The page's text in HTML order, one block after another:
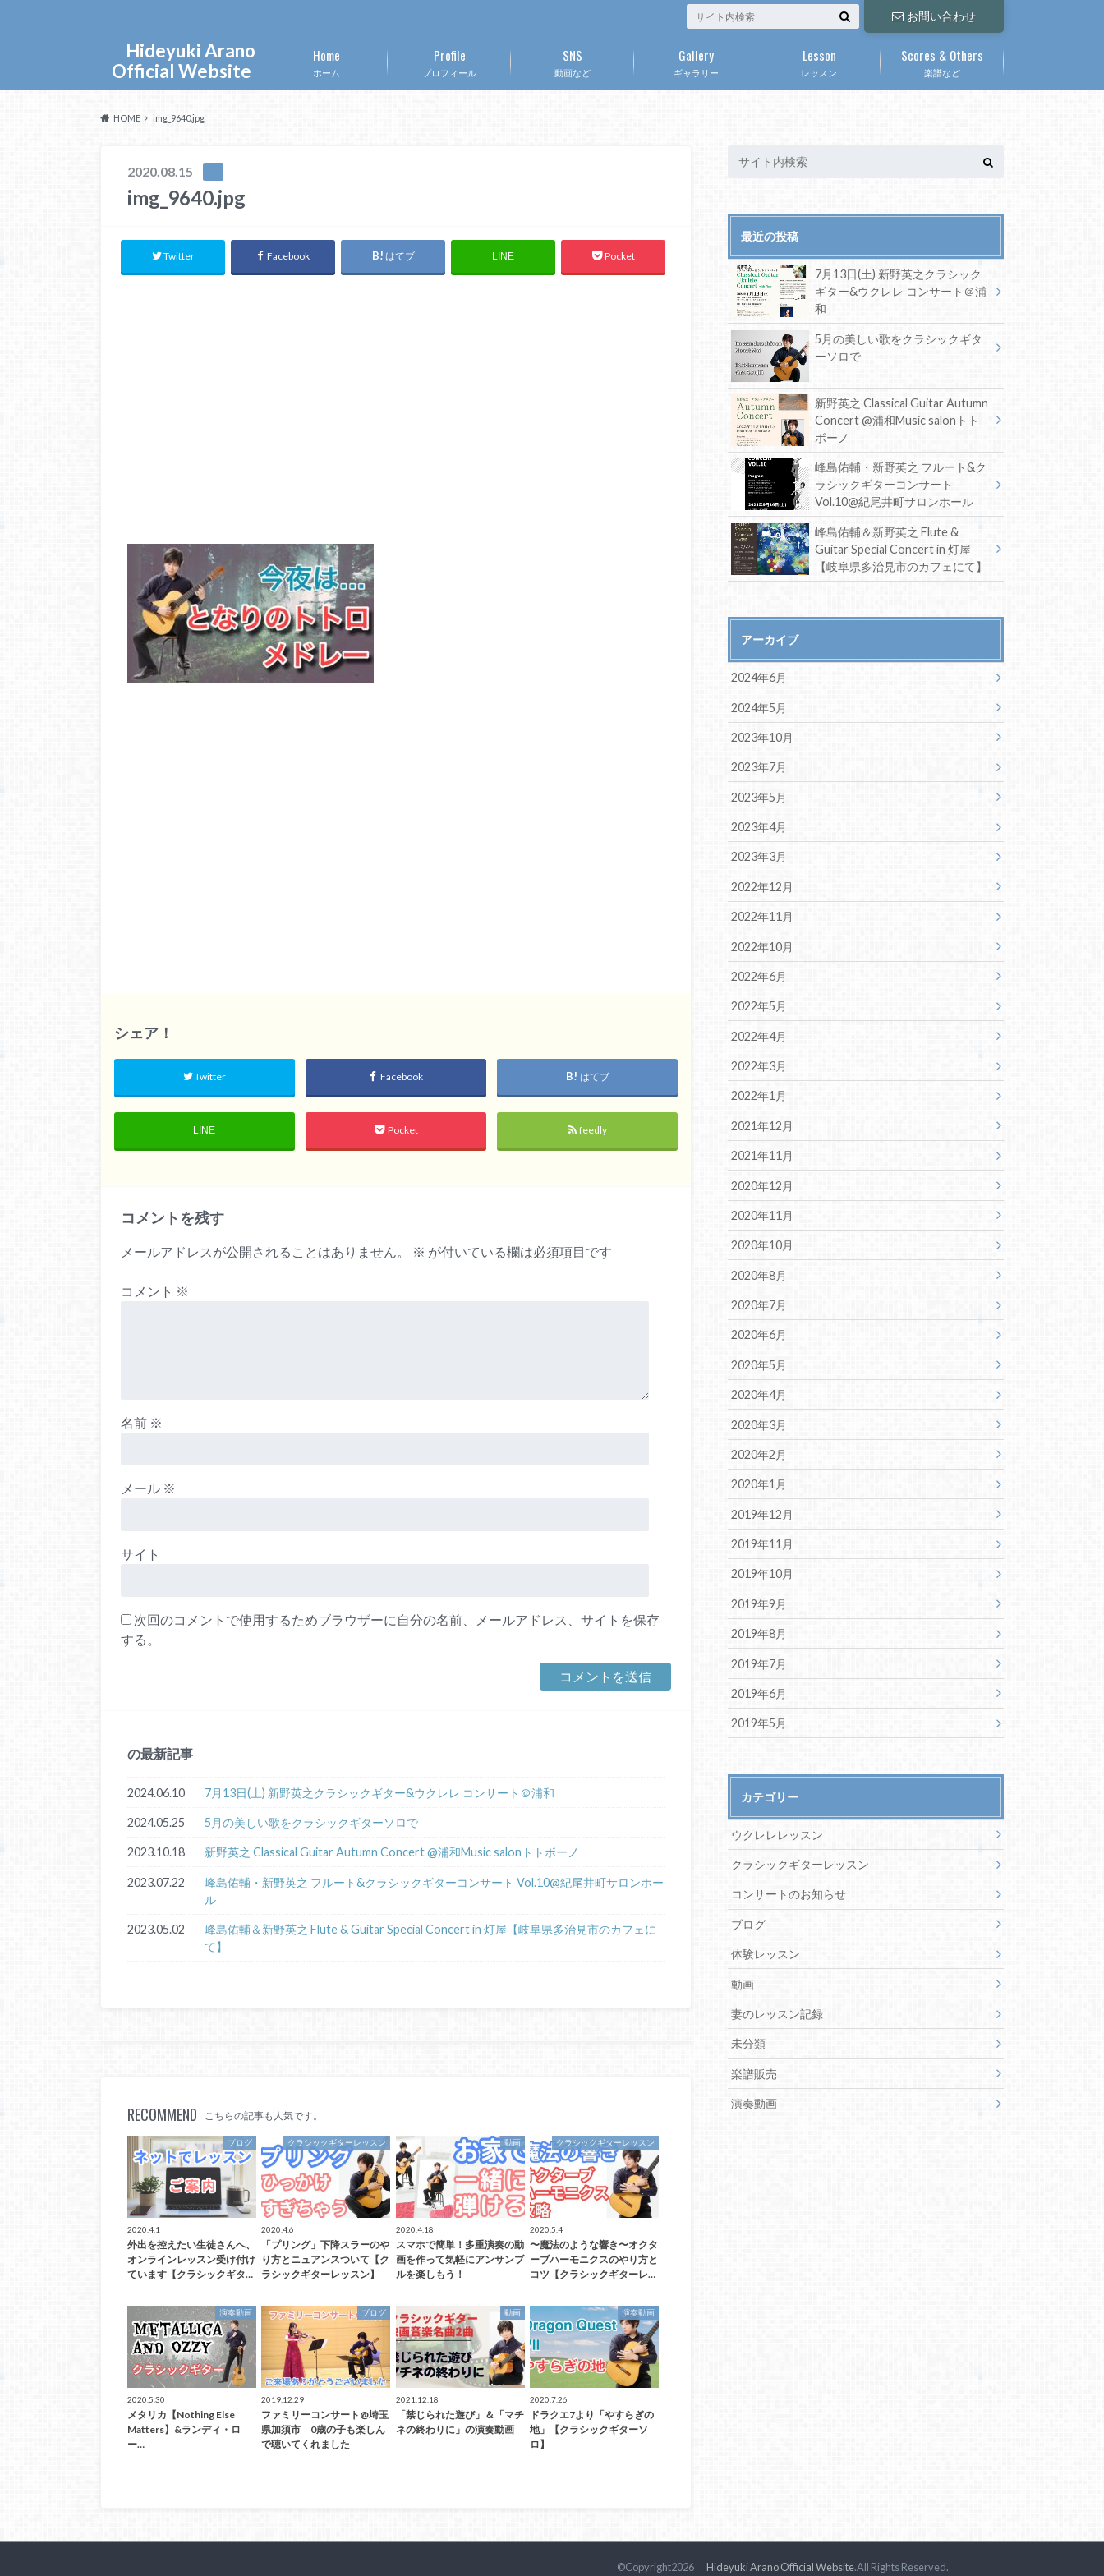
Hideyuki Arano
Official Website
お問い合わせ
ホーム
Home
プロフィール
Profile
動画など
SNS
ギャラリー
Gallery
レッスン
Lesson
楽譜など
Scores & Others
HOME img_9640.jpg
2020.08.15
img_9640.jpg
Twitter Facebook はてブ LINE Pocket
シェア！
Twitter Facebook はてブ
LINE Pocket feedly
コメントを残す
メールアドレスが公開されることはありません。 ※ が付いている欄は必須項目です
コメント ※
名前 ※
メール ※
サイト
次回のコメントで使用するためブラウザーに自分の名前、メールアドレス、サイトを保存
する。
の最新記事
2024.06.10 7月13日(土) 新野英之クラシックギター&ウクレレ コンサート＠浦和
2024.05.25 5月の美しい歌をクラシックギターソロで
2023.10.18 新野英之 Classical Guitar Autumn Concert @浦和Music salonトトボーノ
2023.07.22
峰島佑輔・新野英之 フルート&クラシックギターコンサート Vol.10@紀尾井町サロンホー
ル
2023.05.02
峰島佑輔＆新野英之 Flute & Guitar Special Concert in 灯屋【岐阜県多治見市のカフェに
て】
RECOMMEND こちらの記事も人気です。
ブログ
2020.4.1
外出を控えたい生徒さんへ、
オンラインレッスン受け付け
ています【クラシックギタ…
クラシックギターレッスン
2020.4.6
「プリング」下降スラーのや
り方とニュアンスついて【ク
ラシックギターレッスン】
動画
2020.4.18
スマホで簡単！多重演奏の動
画を作って気軽にアンサンブ
ルを楽しもう！
クラシックギターレッスン
2020.5.4
〜魔法のような響き〜オクタ
ーブハーモニクスのやり方と
コツ【クラシックギターレ…
演奏動画
2020.5.30
メタリカ【Nothing Else
Matters】&ランディ・ロ
ー…
ブログ
2019.12.29
ファミリーコンサート@埼玉
県加須市 0歳の子も楽しん
で聴いてくれました
動画
2021.12.18
「禁じられた遊び」＆「マチ
ネの終わりに」の演奏動画
演奏動画
2020.7.26
ドラクエ7より「やすらぎの
地」【クラシックギターソ
ロ】
最近の投稿
7月13日(土) 新野英之クラシック
ギター&ウクレレ コンサート＠浦
和
5月の美しい歌をクラシックギタ
ーソロで
新野英之 Classical Guitar Autumn
Concert @浦和Music salonトト
ボーノ
峰島佑輔・新野英之 フルート&ク
ラシックギターコンサート
Vol.10@紀尾井町サロンホール
峰島佑輔＆新野英之 Flute &
Guitar Special Concert in 灯屋
【岐阜県多治見市のカフェにて】
アーカイブ
2024年6月
2024年5月
2023年10月
2023年7月
2023年5月
2023年4月
2023年3月
2022年12月
2022年11月
2022年10月
2022年6月
2022年5月
2022年4月
2022年3月
2022年1月
2021年12月
2021年11月
2020年12月
2020年11月
2020年10月
2020年8月
2020年7月
2020年6月
2020年5月
2020年4月
2020年3月
2020年2月
2020年1月
2019年12月
2019年11月
2019年10月
2019年9月
2019年8月
2019年7月
2019年6月
2019年5月
カテゴリー
ウクレレレッスン
クラシックギターレッスン
コンサートのお知らせ
ブログ
体験レッスン
動画
妻のレッスン記録
未分類
楽譜販売
演奏動画
©Copyright2026 Hideyuki Arano Official Website.All Rights Reserved.